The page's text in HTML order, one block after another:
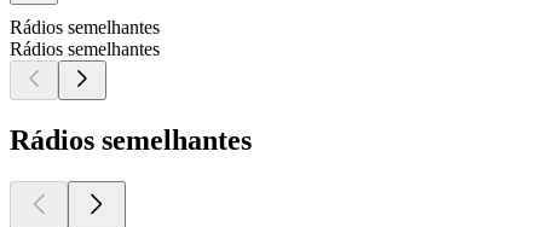
Rádios semelhantes
Rádios semelhantes
Rádios semelhantes